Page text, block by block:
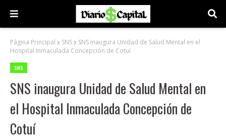
Página Principal SNS
SNS inaugura Unidad de Salud Mental en el
Hospital Inmaculada Concepción de Cotuí
SNS
SNS inaugura Unidad de Salud Mental en
el Hospital Inmaculada Concepción de
Cotuí